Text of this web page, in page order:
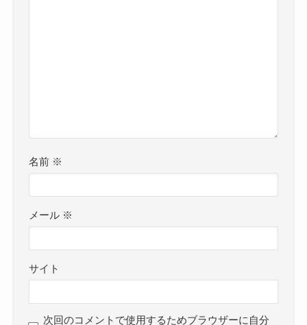
名前 ※
メール ※
サイト
次回のコメントで使用するためブラウザーに自分